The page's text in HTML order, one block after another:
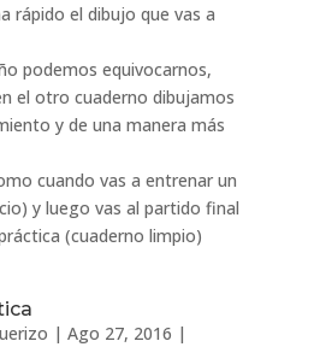
rápido el dibujo que vas a
podemos equivocarnos,
el otro cuaderno dibujamos
y de una manera más
cuando vas a entrenar un
y luego vas al partido final
(cuaderno limpio)
| Ago 27, 2016 |